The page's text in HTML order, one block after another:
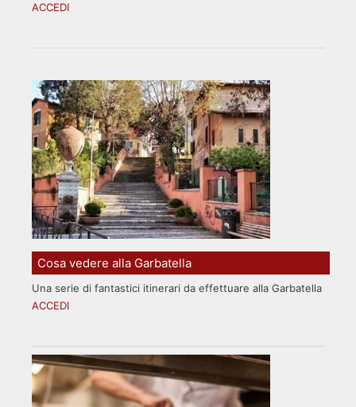
ACCEDI
Cosa vedere alla Garbatella
Una serie di fantastici itinerari da effettuare alla Garbatella
ACCEDI